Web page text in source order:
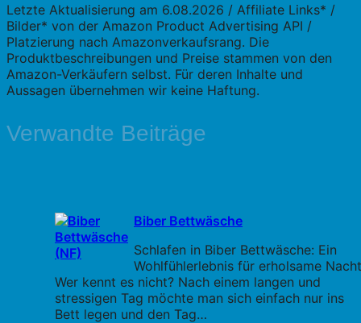
Letzte Aktualisierung am 6.08.2026 / Affiliate Links* /
Bilder* von der Amazon Product Advertising API /
Platzierung nach Amazonverkaufsrang. Die
Produktbeschreibungen und Preise stammen von den
Amazon-Verkäufern selbst. Für deren Inhalte und
Aussagen übernehmen wir keine Haftung.
Verwandte Beiträge
Biber Bettwäsche
Schlafen in Biber Bettwäsche: Ein
Wohlfühlerlebnis für erholsame Nacht
Wer kennt es nicht? Nach einem langen und
stressigen Tag möchte man sich einfach nur ins
Bett legen und den Tag…